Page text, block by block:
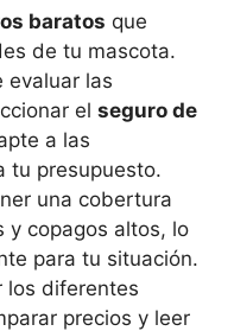
baratos que
de tu mascota.
evaluar las
el seguro de
a las
tu presupuesto.
una cobertura
y copagos altos, lo
para tu situación.
los diferentes
precios y leer